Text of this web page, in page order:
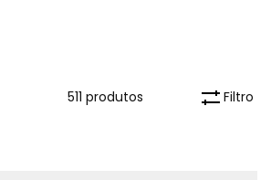
Filtro
511 produtos